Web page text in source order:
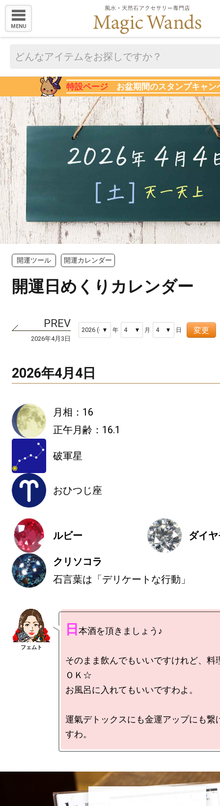
MENU
特設ページ お盆期間のスタンプキャン
開運ツール 開運カレンダー
開運日めくりカレンダー
2026年4月3日
年 月 日 変更
2026年4月4日
月相：16
正午月齢：16.1
破軍星
おひつじ座
ルビー ダイ
クリソコラ
石言葉は「デリケートな行動」
日 本酒を頂きましょう♪
そのまま飲んでもいいですけれど、料
ＯＫ☆
お風呂に入れてもいいですわよ。
運氣デトックスにも金運アップにも繋
すわ。